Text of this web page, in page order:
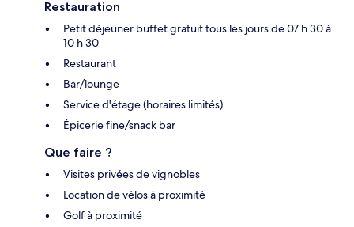
Restauration
Petit déjeuner buffet gratuit tous les jours de 07 h 30 à
10 h 30
Restaurant
Bar/lounge
Service d'étage (horaires limités)
Épicerie fine/snack bar
Que faire ?
Visites privées de vignobles
Location de vélos à proximité
Golf à proximité